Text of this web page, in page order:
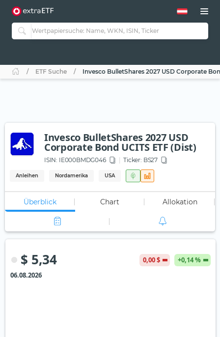
ETF Suche Invesco BulletShares 2027 USD Corporate
Invesco BulletShares 2027 USD
Corporate Bond UCITS ETF (Dist)
ISIN: IE000BMDG046 Ticker: BS27
Anleihen Nordamerika USA
Überblick Chart Allokation
$ 5,34 0,00 $
+0,14 %
06.08.2026